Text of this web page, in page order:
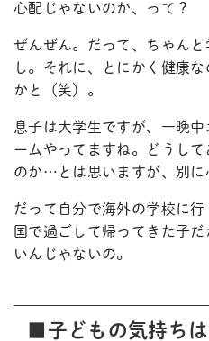
心配じゃないのか、って？
ぜんぜん。だって、ちゃん
し。それに、とにかく健康
かと（笑）。
息子は大学生ですが、一晩
ームやってますね。どうし
のか…とは思いますが、別に
だって自分で海外の学校に
国で過ごして帰ってきた子
いんじゃないの。
■子どもの気持ち